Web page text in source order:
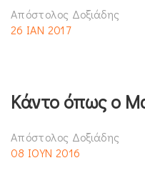
Απόστολος Δοξιάδης
26 ΙΑΝ 2017
Κάντο όπως ο
Απόστολος Δοξιάδης
08 ΙΟΥΝ 2016